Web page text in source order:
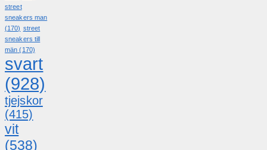
street
sneakers man
(170) street
sneakers till
män (170)
svart
(928)
tjejskor
(415)
vit
(538)